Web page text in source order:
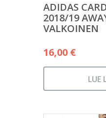
ADIDAS
2018/19
VALKOINEN
16,00 €
LUE